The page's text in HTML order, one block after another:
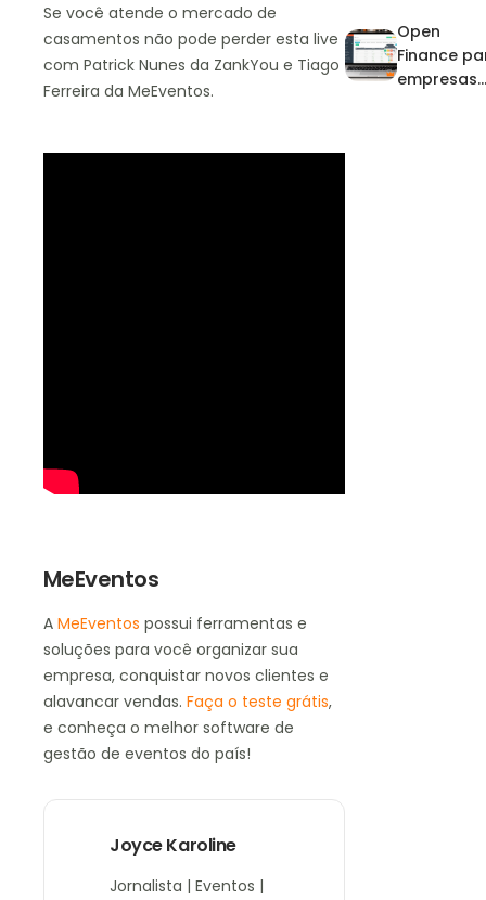
Se você atende o mercado de
casamentos não pode perder esta live
com Patrick Nunes da ZankYou e Tiago
Ferreira da MeEventos.
MeEventos
A MeEventos possui ferramentas e
soluções para você organizar sua
empresa, conquistar novos clientes e
alavancar vendas. Faça o teste grátis,
e conheça o melhor software de
gestão de eventos do país!
Joyce Karoline
Jornalista | Eventos |
eventos
que
na
Open
Finance
empresas